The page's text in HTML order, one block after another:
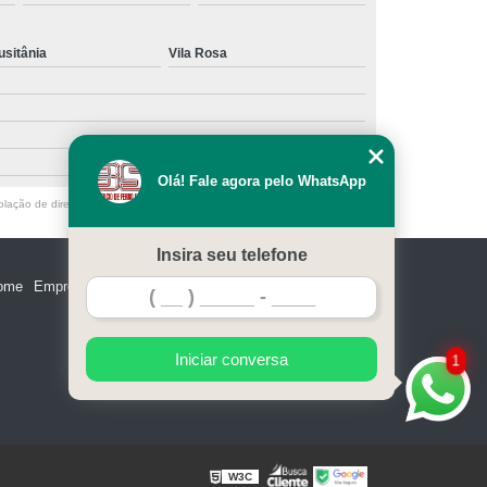
de Aço para Garagem
Portão em Aço
Vila Rosa
de direito autoral – artigo 184 do Código Penal –
Empresa Serviços
1
Olá! Fale agora pelo WhatsApp
Insira seu telefone
Iniciar conversa
W3C